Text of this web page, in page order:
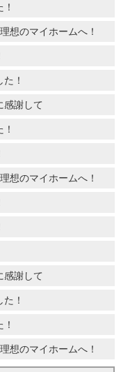
想のマイホームへ！
！
感謝して
想のマイホームへ！
感謝して
！
想のマイホームへ！